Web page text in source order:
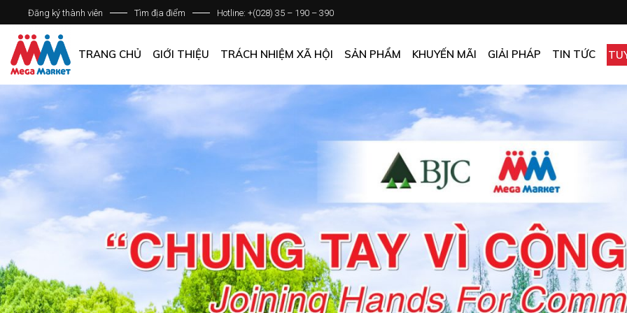
Đăng ký thành viên Tìm địa điểm Hotline: +(028) 35 – 190 – 390
TRANG CHỦ GIỚI THIỆU
DANH SÁCH HỆ THỐNG
CÁC CHÍNH SÁCH CHUNG
TRÁCH NHIỆM XÃ HỘI SẢN PHẨM KHUYẾN MÃI
CHƯƠNG TRÌNH KHUYẾN MÃI
MUA ONLINE GIÁ TỐT
GIÁ TỐT CHO DOANH NGHIỆP
GIẢI PHÁP
KHÁCH SẠN
CĂN TIN
VĂN PHÒNG
TẠP HÓA
TIN TỨC
GIỚI THIỆU DOANH NGHIỆP
DANH SÁCH HỆ THỐNG
CHƯƠNG TRÌNH KHUYẾN MÃI
ẤN PHẨM KHUYẾN MÃI
GIÁ TỐT CHO DOANH NGHIỆP
KHÁCH SẠN
NHÀ HÀNG
VĂN PHÒNG
NHÀ MÁY
TẠP HÓA